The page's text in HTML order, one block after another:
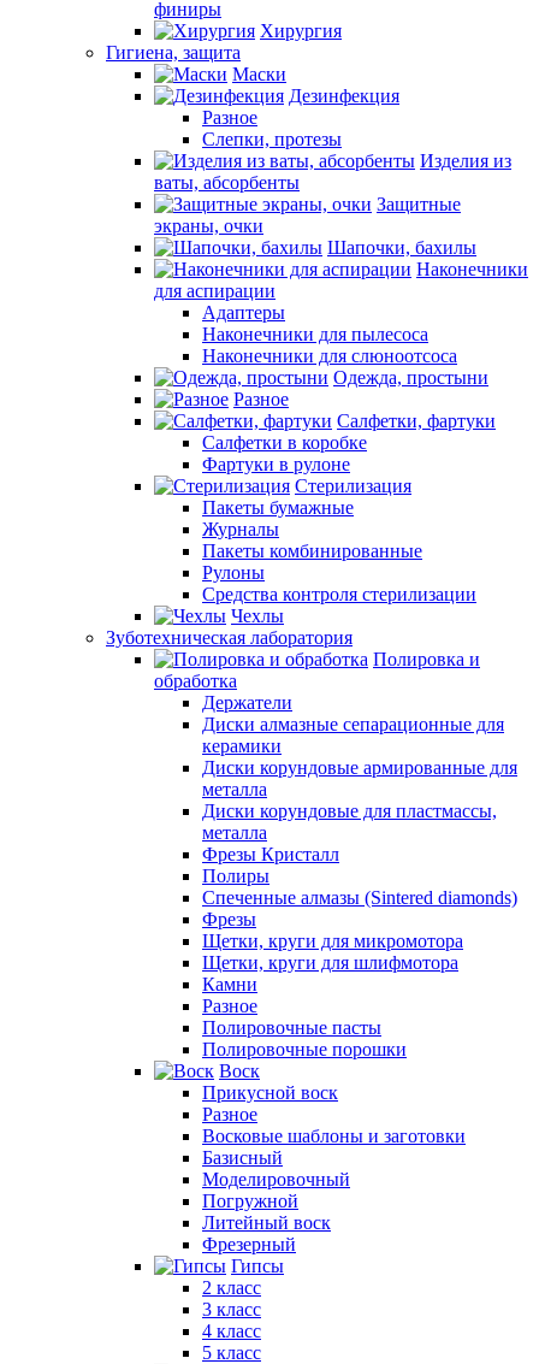
финиры
Хирургия
Гигиена, защита
Маски
Дезинфекция
Разное
Слепки, протезы
Изделия из
ваты, абсорбенты
Защитные
экраны, очки
Шапочки, бахилы
Наконечники
для аспирации
Адаптеры
Наконечники для пылесоса
Наконечники для слюноотсоса
Одежда, простыни
Разное
Салфетки, фартуки
Салфетки в коробке
Фартуки в рулоне
Стерилизация
Пакеты бумажные
Журналы
Пакеты комбинированные
Рулоны
Средства контроля стерилизации
Чехлы
Зуботехническая лаборатория
Полировка и
обработка
Держатели
Диски алмазные сепарационные для
керамики
Диски корундовые армированные для
металла
Диски корундовые для пластмассы,
металла
Фрезы Кристалл
Полиры
Спеченные алмазы (Sintered diamonds)
Фрезы
Щетки, круги для микромотора
Щетки, круги для шлифмотора
Камни
Разное
Полировочные пасты
Полировочные порошки
Воск
Прикусной воск
Разное
Восковые шаблоны и заготовки
Базисный
Моделировочный
Погружной
Литейный воск
Фрезерный
Гипсы
2 класс
3 класс
4 класс
5 класс